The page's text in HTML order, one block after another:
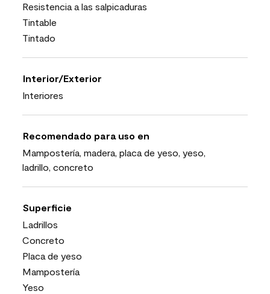
Resistencia a las salpicaduras
Tintable
Tintado
Interior/Exterior
Interiores
Recomendado para uso en
Mampostería, madera, placa de yeso, yeso,
ladrillo, concreto
Superficie
Ladrillos
Concreto
Placa de yeso
Mampostería
Yeso